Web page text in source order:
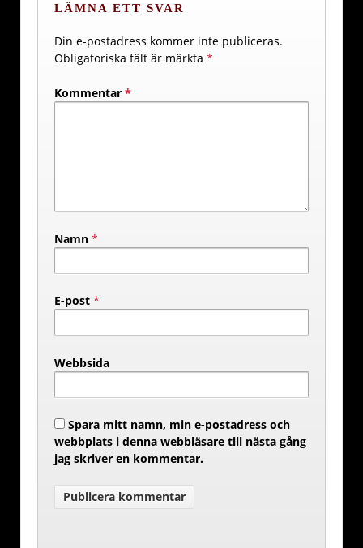
LÄMNA ETT SVAR
Din e-postadress kommer inte publiceras.
Obligatoriska fält är märkta *
Kommentar *
Namn *
E-post *
Webbsida
Spara mitt namn, min e-postadress och
webbplats i denna webbläsare till nästa gång
jag skriver en kommentar.